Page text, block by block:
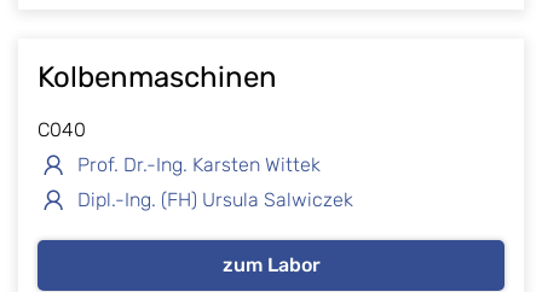
Kolbenmaschinen
C040
Prof. Dr.-Ing. Karsten Wittek
Dipl.-Ing. (FH) Ursula Salwiczek
zum Labor